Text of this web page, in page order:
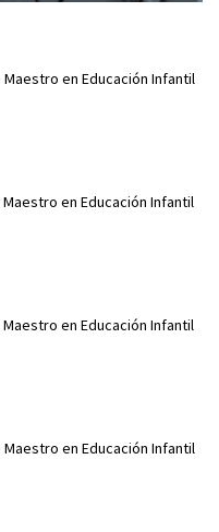
en Educación Infantil
en Educación Infantil
en Educación Infantil
en Educación Infantil